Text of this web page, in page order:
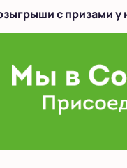
с призами у